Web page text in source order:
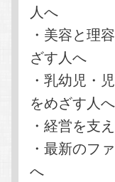
人へ
・美容と理
ざす人へ
・乳幼児・
をめざす人へ
・経営を支
・最新のフ
へ